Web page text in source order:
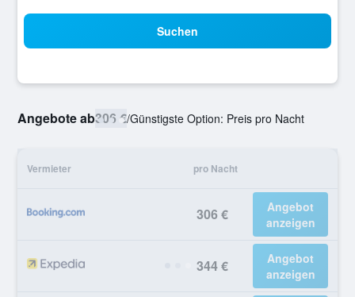
Suchen
Angebote ab306 €/Günstigste Option: Preis pro Nacht
Vermieter pro Nacht
306 €
Angebot
anzeigen
344 €
Angebot
anzeigen